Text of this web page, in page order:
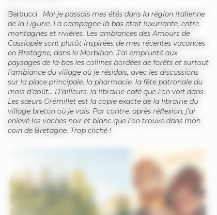
Barbucci : Moi je passais mes étés dans la région italienne
de la Ligurie. La campagne là-bas était luxuriante, entre
montagnes et rivières. Les ambiances des Amours de
Cassiopée sont plutôt inspirées de mes récentes vacances
en Bretagne, dans le Morbihan. J’ai emprunté aux
paysages de là-bas les collines bordées de forêts et surtout
l’ambiance du village où je résidais, avec les discussions
sur la place principale, la pharmacie, la fête patronale du
mois d’août… D’ailleurs, la librairie-café que l’on voit dans
Les sœurs Grémillet est la copie exacte de la librairie du
village breton où je vais. Par contre, après réflexion, j’ai
enlevé les vaches noir et blanc que l’on trouve dans mon
coin de Bretagne. Trop cliché !